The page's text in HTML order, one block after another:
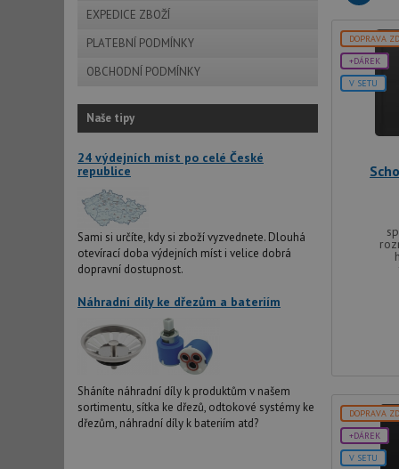
EXPEDICE ZBOŽÍ
PLATEBNÍ PODMÍNKY
OBCHODNÍ PODMÍNKY
Naše tipy
24 výdejních míst po celé České
republice
Sami si určíte, kdy si zboží vyzvednete. Dlouhá
otevírací doba výdejních míst i velice dobrá
dopravní dostupnost.
Náhradní díly ke dřezům a bateriím
Sháníte náhradní díly k produktům v našem
sortimentu, sítka ke dřezů, odtokové systémy ke
dřezům, náhradní díly k bateriím atd?
DOPRAVA
+DÁREK
V SETU
DOPRAVA
+DÁREK
V SETU